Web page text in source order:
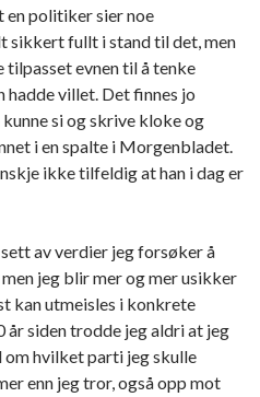
en politiker sier noe
sikkert fullt i stand til det, men
evnen til å tenke
villet. Det finnes jo
si og skrive kloke og
i en spalte i Morgenbladet.
ikke tilfeldig at han i dag er
av verdier jeg forsøker å
jeg blir mer og mer usikker
kan utmeisles i konkrete
siden trodde jeg aldri at jeg
hvilket parti jeg skulle
enn jeg tror, også opp mot